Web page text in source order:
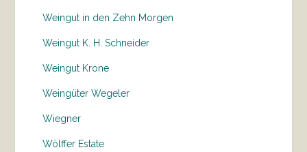
Weingut in den Zehn Morgen
Weingut K. H. Schneider
Weingut Krone
Weingüter Wegeler
Wiegner
Wölffer Estate